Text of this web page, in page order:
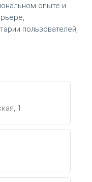
опыте и
пользователей,
1